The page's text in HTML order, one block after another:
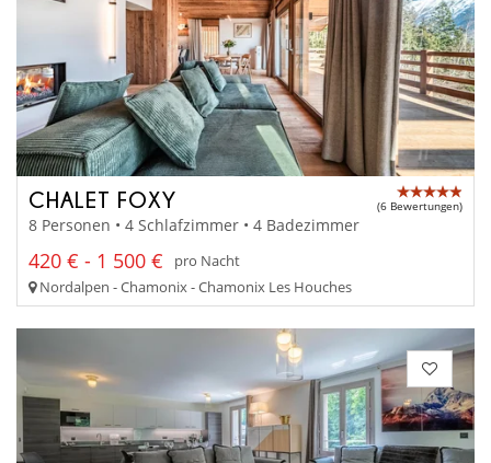
CHALET FOXY (6 Bewertungen)
8 Personen • 4 Schlafzimmer • 4 Badezimmer
420 € - 1 500 €
pro Nacht
Nordalpen - Chamonix - Chamonix Les Houches